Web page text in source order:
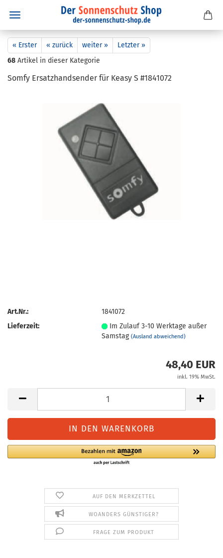
« Erster « zurück weiter »
Letzter »
68 Artikel in dieser Kategorie
Somfy Er­satz­hand­sen­der für Keasy S #1841072
Art.Nr.:
1841072
Lieferzeit:
Im Zulauf 3-10 Werktage außer
Samstag(Ausland abweichend)
48,40 EUR
inkl. 19% MwSt.
AUF DEN MERKZETTEL
WOANDERS GÜNSTIGER?
FRAGE ZUM PRODUKT